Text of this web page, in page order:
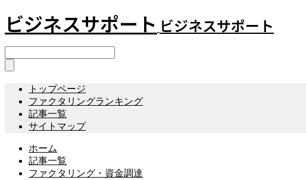
ビジネスサポート ビジネスサポート
トップページ
ファクタリングランキング
記事一覧
サイトマップ
ホーム
記事一覧
ファクタリング・資金調達